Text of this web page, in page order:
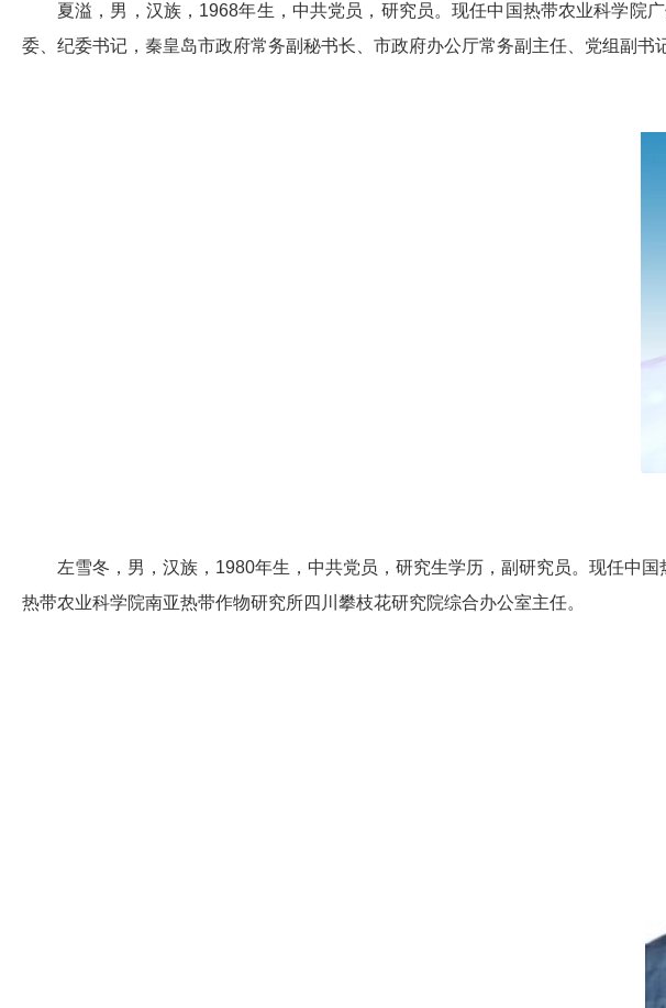
夏溢，男，汉族，1968年生，中共党员，研究员。现任中国热带农业科学院
委、纪委书记，秦皇岛市政府常务副秘书长、市政府办公厅常务副主任、党组副书
左雪冬，男，汉族，1980年生，中共党员，研究生学历，副研究员。现任中
热带农业科学院南亚热带作物研究所四川攀枝花研究院综合办公室主任。